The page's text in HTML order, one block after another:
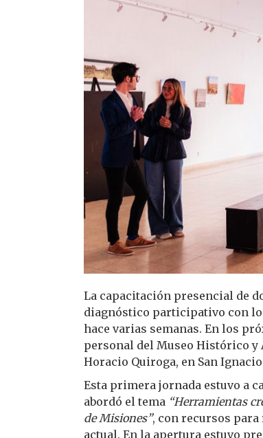
La capacitación presencial de
diagnóstico participativo con
hace varias semanas. En los
personal del Museo Histórico y
Horacio Quiroga, en San
Esta primera jornada estuvo a
abordó el tema “Herramientas
de Misiones”, con recursos
actual. En la apertura estuvo